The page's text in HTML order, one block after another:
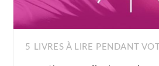
5 LIVRES À LIRE PENDANT